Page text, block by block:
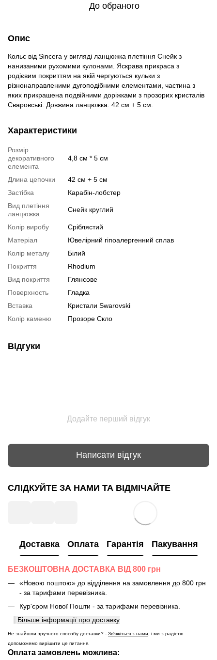
До обраного
Опис
Кольє від Sincera у вигляді ланцюжка плетіння Снейк з
нанизаними рухомими кулонами. Яскрава прикраса з
родієвим покриттям на якій чергуються кульки з
різнонаправленими дугоподібними елементами, частина з
яких прикрашена подвійними доріжками з прозорих кристалів
Сваровські. Довжина ланцюжка: 42 см + 5 см.
Характеристики
Розмір
декоративного
елемента
4,8 см * 5 см
Длина цепочки
42 см + 5 см
Застібка
Карабін-лобстер
Вид плетіння
ланцюжка
Снейк круглий
Колір виробу
Сріблястий
Матеріал
Ювелірний гіпоалергенний сплав
Колір металу
Білий
Покриття
Rhodium
Вид покриття
Глянсове
Поверхность
Гладка
Вставка
Кристали Swarovski
Колір каменю
Прозоре Скло
Відгуки
Додайте перший відгук
Написати відгук
СЛІДКУЙТЕ ЗА НАМИ ТА ВІДМІЧАЙТЕ
Доставка Оплата Гарантія Пакування
БЕЗКОШТОВНА ДОСТАВКА ВІД 800 грн
«Новою поштою» до відділення на замовлення до 800 грн
- за тарифами перевізника.
Кур'єром Нової Пошти - за тарифами перевізника.
Більше інформації про доставку
Не знайшли зручного способу доставки? - Зв'яжіться з нами, і ми з радістю
допоможемо вирішити це питання.
Оплата замовлень можлива: